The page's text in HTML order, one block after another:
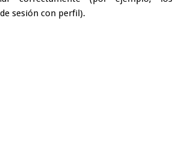
sesión con perfil).